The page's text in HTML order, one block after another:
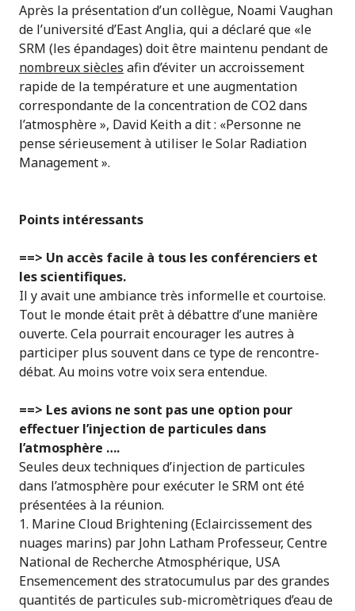
Après la présentation d’un collègue, Noami Vaughan
de l’université d’East Anglia, qui a déclaré que «le
SRM (les épandages) doit être maintenu pendant de
nombreux siècles afin d’éviter un accroissement
rapide de la température et une augmentation
correspondante de la concentration de CO2 dans
l’atmosphère », David Keith a dit : «Personne ne
pense sérieusement à utiliser le Solar Radiation
Management ».
Points intéressants
==> Un accès facile à tous les conférenciers et
les scientifiques.
Il y avait une ambiance très informelle et courtoise.
Tout le monde était prêt à débattre d’une manière
ouverte. Cela pourrait encourager les autres à
participer plus souvent dans ce type de rencontre-
débat. Au moins votre voix sera entendue.
==> Les avions ne sont pas une option pour
effectuer l’injection de particules dans
l’atmosphère ….
Seules deux techniques d’injection de particules
dans l’atmosphère pour exécuter le SRM ont été
présentées à la réunion.
1. Marine Cloud Brightening (Eclaircissement des
nuages marins) par John Latham Professeur, Centre
National de Recherche Atmosphérique, USA
Ensemencement des stratocumulus par des grandes
quantités de particules sub-micromètriques d’eau de